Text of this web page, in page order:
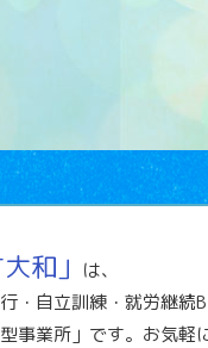
和」
は、
・自立訓練・就労継続
事業所」です。お気軽